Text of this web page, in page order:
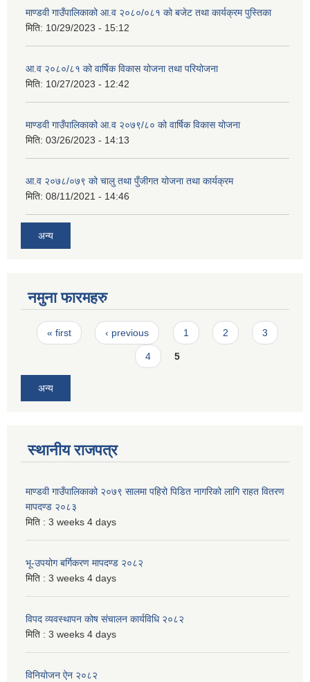
माण्डवी गाउँपालिकाको आ.व २०८०/०८१ को बजेट तथा कार्यक्रम पुस्तिका
मिति: 10/29/2023 - 15:12
आ.व २०८०/८१ को वार्षिक विकास योजना तथा परियोजना
मिति: 10/27/2023 - 12:42
माण्डवी गाउँपालिकाको आ.व २०७९/८० को वार्षिक विकास योजना
मिति: 03/26/2023 - 14:13
आ.व २०७८/०७९ को चालु तथा पुँजीगत योजना तथा कार्यक्रम
मिति: 08/11/2021 - 14:46
अन्य
नमुना फारमहरु
Pages
« first ‹ previous 1 2 3
4 5
अन्य
स्थानीय राजपत्र
माण्डवी गाउँपालिकाको २०७९ सालमा पहिरो पिडित नागरिको लागि राहत वितरण
मापदण्ड २०८३
मिति : 3 weeks 4 days
भू-उपयोग बर्गिकरण मापदण्ड २०८२
मिति : 3 weeks 4 days
विपद व्यवस्थापन कोष संचालन कार्यविधि २०८२
मिति : 3 weeks 4 days
विनियोजन ऐन २०८२